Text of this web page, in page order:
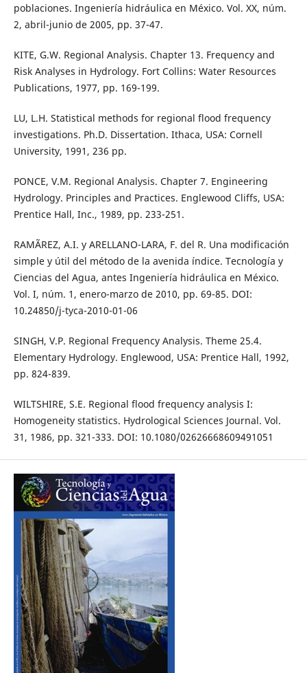
poblaciones. Ingeniería hidráulica en México. Vol. XX, núm.
2, abril-junio de 2005, pp. 37-47.
KITE, G.W. Regional Analysis. Chapter 13. Frequency and
Risk Analyses in Hydrology. Fort Collins: Water Resources
Publications, 1977, pp. 169-199.
LU, L.H. Statistical methods for regional flood frequency
investigations. Ph.D. Dissertation. Ithaca, USA: Cornell
University, 1991, 236 pp.
PONCE, V.M. Regional Analysis. Chapter 7. Engineering
Hydrology. Principles and Practices. Englewood Cliffs, USA:
Prentice Hall, Inc., 1989, pp. 233-251.
RAMÃREZ, A.I. y ARELLANO-LARA, F. del R. Una modificación
simple y útil del método de la avenida índice. Tecnología y
Ciencias del Agua, antes Ingeniería hidráulica en México.
Vol. I, núm. 1, enero-marzo de 2010, pp. 69-85. DOI:
10.24850/j-tyca-2010-01-06
SINGH, V.P. Regional Frequency Analysis. Theme 25.4.
Elementary Hydrology. Englewood, USA: Prentice Hall, 1992,
pp. 824-839.
WILTSHIRE, S.E. Regional flood frequency analysis I:
Homogeneity statistics. Hydrological Sciences Journal. Vol.
31, 1986, pp. 321-333. DOI: 10.1080/02626668609491051